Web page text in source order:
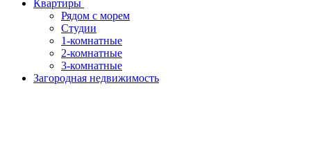
Квартиры
Рядом с морем
Студии
1-комнатные
2-комнатные
3-комнатные
Загородная недвижимость